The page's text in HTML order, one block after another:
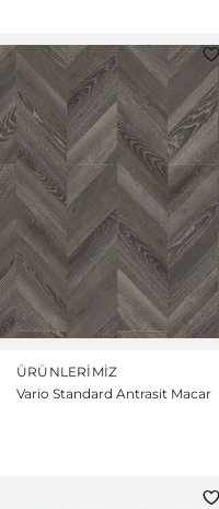
ÜRÜNLERIMIZ
Vario Standard Antrasit Macar